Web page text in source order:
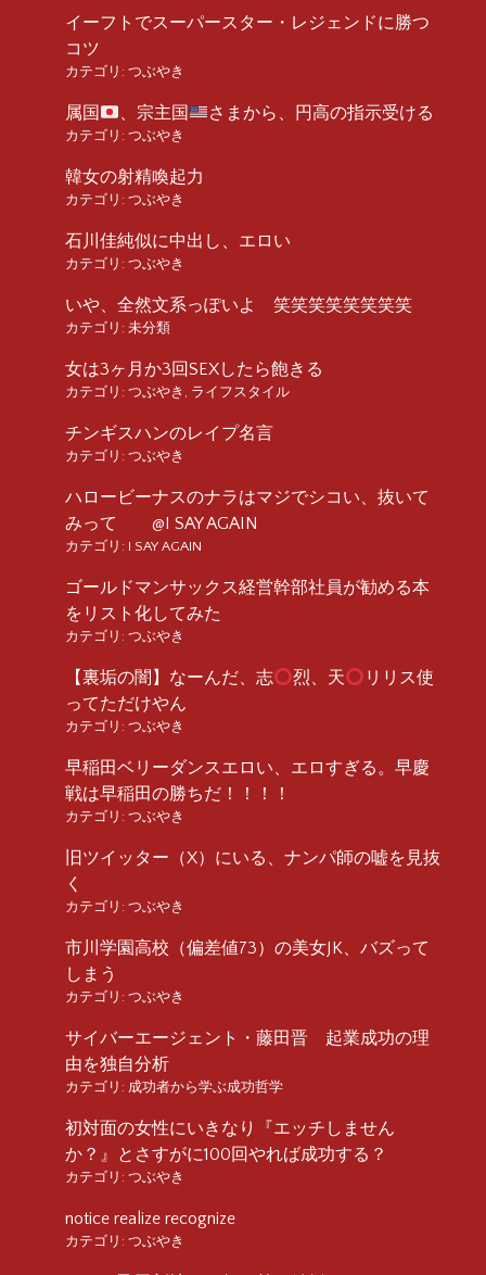
イーフトでスーパースター・レジェンドに勝つ
コツ
カテゴリ: つぶやき
属国 、宗主国 さまから、円高の指示受ける
カテゴリ: つぶやき
韓女の射精喚起力
カテゴリ: つぶやき
石川佳純似に中出し、エロい
カテゴリ: つぶやき
いや、全然文系っぽいよ 笑笑笑笑笑笑笑笑
カテゴリ: 未分類
女は3ヶ月か3回SEXしたら飽きる
カテゴリ: つぶやき , ライフスタイル
チンギスハンのレイプ名言
カテゴリ: つぶやき
ハロービーナスのナラはマジでシコい、抜いて
みって @I SAY AGAIN
カテゴリ: I SAY AGAIN
ゴールドマンサックス経営幹部社員が勧める本
をリスト化してみた
カテゴリ: つぶやき
【裏垢の闇】なーんだ、志 烈、天
リリス使
ってただけやん
カテゴリ: つぶやき
早稲田ベリーダンスエロい、エロすぎる。早慶
戦は早稲田の勝ちだ！！！！
カテゴリ: つぶやき
旧ツイッター（X）にいる、ナンパ師の嘘を見抜
く
カテゴリ: つぶやき
市川学園高校（偏差値73）の美女JK、バズって
しまう
カテゴリ: つぶやき
サイバーエージェント・藤田晋 起業成功の理
由を独自分析
カテゴリ: 成功者から学ぶ成功哲学
初対面の女性にいきなり『エッチしません
か？』とさすがに100回やれば成功する？
カテゴリ: つぶやき
notice realize recognize
カテゴリ: つぶやき